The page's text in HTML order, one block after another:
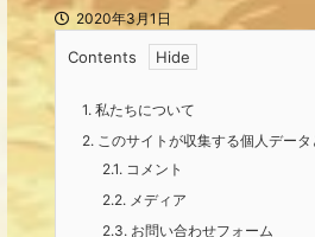
2020年3月1日
Contents
1. 私たちについて
2. このサイトが収集する個人デー
2.1. コメント
2.2. メディア
2.3. お問い合わせフォーム